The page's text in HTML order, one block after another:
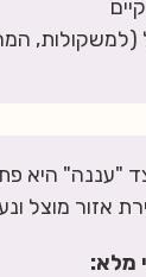
(למשקולות,
"עננה" היא
אזור מוצל
מלא: